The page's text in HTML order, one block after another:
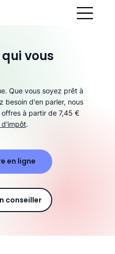
vous
Que vous soyez prêt à
besoin d'en parler, nous
offres à partir de 7,45 €
.
en ligne
conseiller